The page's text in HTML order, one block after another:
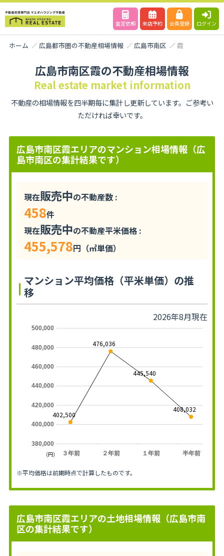
査定依頼 来店予約 会員登録 ログイン
ホーム 広島都市圏の不動産相場情報 広島市南区 霞
広島市南区霞の不動産相場情報
Real estate market information
不動産の相場情報を四半期毎に集計し更新しています。ご参考い
ただければ幸いです。
広島市南区霞エリアのマンション相場情報（広
島市南区の集計結果です）
現在販売中の不動産数 :
458件
現在販売中の不動産平米価格 :
455,578円（㎡単価）
マンション平均価格（平米単価）の推
移
2026年8月現在
３年前 ２年前 １年前 半年前
380,000
400,000
420,000
440,000
460,000
480,000
500,000
402,500
476,036
445,540
408,032
(円)
※平均価格は前期時点で計算したものです。
広島市南区霞エリアの土地相場情報（広島市南
区の集計結果です）